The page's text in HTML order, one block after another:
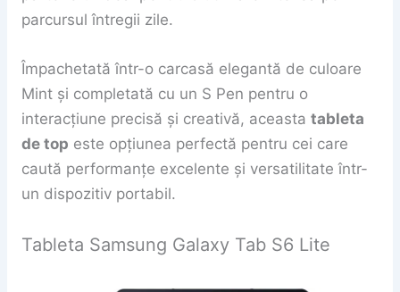
parcursul întregii zile.
Împachetată într-o carcasă elegantă de culoare
Mint și completată cu un S Pen pentru o
interacțiune precisă și creativă, aceasta tableta
de top este opțiunea perfectă pentru cei care
caută performanțe excelente și versatilitate într-
un dispozitiv portabil.
Tableta Samsung Galaxy Tab S6 Lite